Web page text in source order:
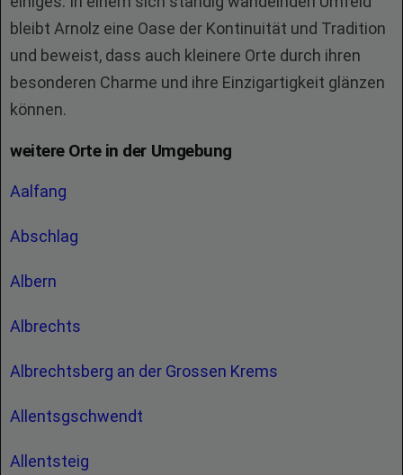
bleibt Arnolz eine Oase der Kontinuität und Tradition
und beweist, dass auch kleinere Orte durch ihren
besonderen Charme und ihre Einzigartigkeit glänzen
können.
weitere Orte in der Umgebung
Aalfang
Abschlag
Albern
Albrechts
Albrechtsberg an der Grossen Krems
Allentsgschwendt
Allentsteig